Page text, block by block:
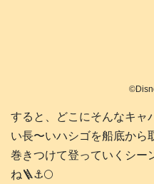
すると、どこにそんなキャ
い長〜いハシゴを船底から
巻きつけて登っていくシー
ね🪜⚓️🌕️